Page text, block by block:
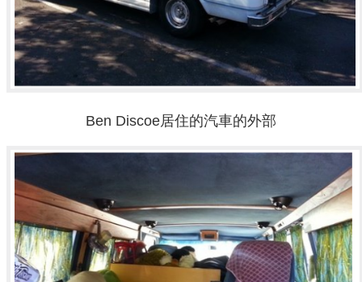
Ben Discoe居住的汽車的外部